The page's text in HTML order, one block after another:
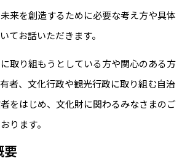
来を創造するために必要な考え方や具体
てお話いただきます。
取り組もうとしている方や関心のある方
者、文化行政や観光行政に取り組む自治
をはじめ、文化財に関わるみなさまのご
ります。
要